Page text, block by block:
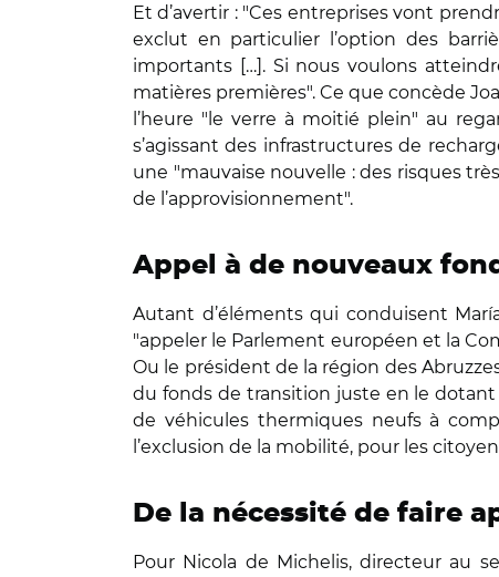
Et d’avertir : "Ces entreprises vont
exclut en particulier l’option des
importants […]. Si nous voulons
matières premières". Ce que concède
l’heure "le verre à moitié plein" au
s’agissant des infrastructures de
une "mauvaise nouvelle : des risques
de l’approvisionnement".
Appel à de nouveaux
Autant d’éléments qui conduisent
"appeler le Parlement européen et la
Ou le président de la région des
du fonds de transition juste en le
de véhicules thermiques neufs à
l’exclusion de la mobilité, pour les
De la nécessité de faire
Pour Nicola de Michelis, directeur au